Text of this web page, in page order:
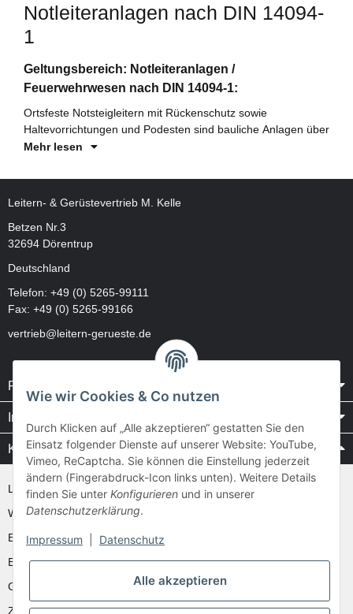
Notleiteranlagen nach DIN 14094-
1
Geltungsbereich: Notleiteranlagen /
Feuerwehrwesen nach DIN 14094-1:
Ortsfeste Notsteigleitern mit Rückenschutz sowie
Haltevorrichtungen und Podesten sind bauliche Anlagen über
Mehr lesen
Leitern- & Gerüstevertrieb M. Kelle
Betzen Nr.3
32694 Dörentrup
Deutschland
Telefon: +49 (0) 5265-99111
Fax: +49 (0) 5265-99166
vertrieb@leitern-gerueste.de
Rechtliches
Informationen
Kataloge / Videos
Layher Videos und Downloads
WAKÜ
Ernst
Euroline
Günzburger
Zarges
Wie wir Cookies & Co nutzen
Durch Klicken auf „Alle akzeptieren“ gestatten Sie den
Einsatz folgender Dienste auf unserer Website: YouTube,
Vimeo, ReCaptcha. Sie können die Einstellung jederzeit
ändern (Fingerabdruck-Icon links unten). Weitere Details
finden Sie unter Konfigurieren und in unserer
Datenschutzerklärung.
Impressum Datenschutz
Alle akzeptieren